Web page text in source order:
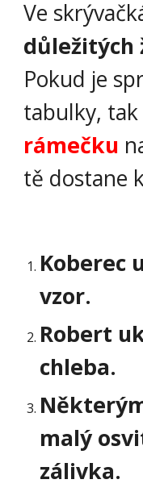
důležitých
Pokud je
tabulky,
rámečku
tě dostane
Koberec
vzor.
Robert
chleba.
malý
zálivka.